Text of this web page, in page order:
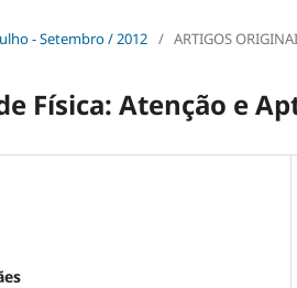
- Setembro / 2012 / ARTIGOS
Física: Atenção e